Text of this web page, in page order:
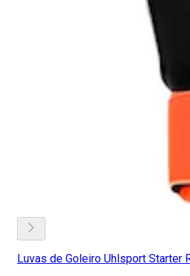
Luvas de Goleiro Uhlsport Starter